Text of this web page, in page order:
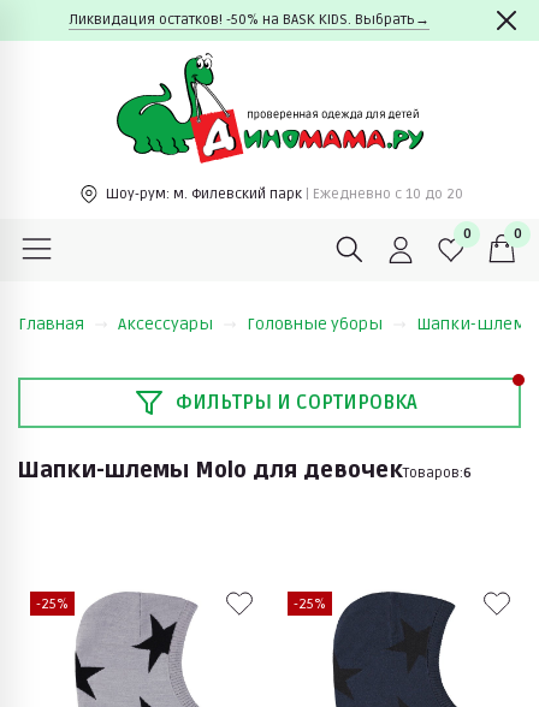
Ликвидация остатков! -50% на BASK KIDS. Выбрать→
Шоу-рум: м. Филевский парк | Ежедневно c 10 до 20
0 0
Главная Аксессуары Головные уборы Шапки-шлемы
ФИЛЬТРЫ И СОРТИРОВКА
Шапки-шлемы Molo для девочекТоваров:6
-25% -25%